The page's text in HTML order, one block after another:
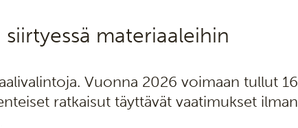
materiaaleihin
Vuonna 2026 voimaan tullut 16
ratkaisut täyttävät vaatimukset ilman